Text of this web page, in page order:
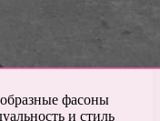
фасоны
и стиль